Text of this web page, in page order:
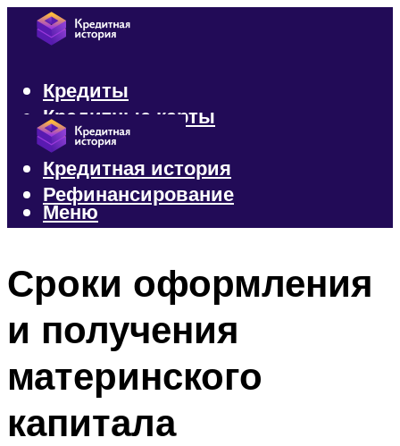
Кредиты
Кредитные карты
Микрозаймы
Кредитная история
Рефинансирование
Меню
Сроки оформления
и получения
материнского
капитала